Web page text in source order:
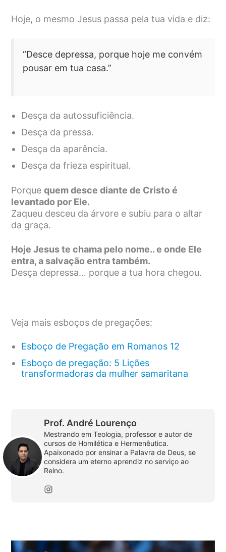
Hoje, o mesmo Jesus passa pela tua vida e diz:
“Desce depressa, porque hoje me convém
pousar em tua casa.”
Desça da autossuficiência.
Desça da pressa.
Desça da aparência.
Desça da frieza espiritual.
Porque quem desce diante de Cristo é
levantado por Ele.
Zaqueu desceu da árvore e subiu para o altar
da graça.
Hoje Jesus te chama pelo nome.. e onde Ele
entra, a salvação entra também.
Desça depressa… porque a tua hora chegou.
Veja mais esboços de pregações:
Esboço de Pregação em Romanos 12
Esboço de pregação: 5 Lições
transformadoras da mulher samaritana
Prof. André Lourenço
Mestrando em Teologia, professor e autor de
cursos de Homilética e Hermenêutica.
Apaixonado por ensinar a Palavra de Deus, se
considera um eterno aprendiz no serviço ao
Reino.